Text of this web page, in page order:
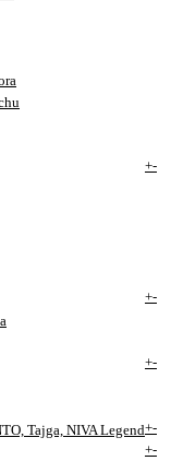
+-
+-
+-
Tajga, NIVA Legend+-
+-